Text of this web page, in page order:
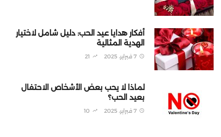
أفكار هدايا عيد الحب: دليل شامل لاختيار
الهدية المثالية
7 فبراير، 2025 21
لماذا لا يحب بعض الأشخاص الاحتفال
بعيد الحب؟
7 فبراير، 2025 10